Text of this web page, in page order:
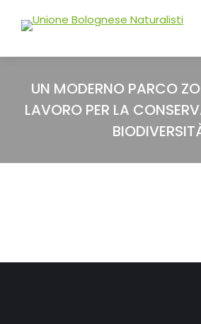
UN MODERNO PARCO
LAVORO PER LA